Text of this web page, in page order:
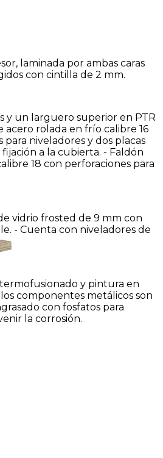
laminada por ambas caras
con cintilla de 2 mm.
y un larguero superior en PTR
acero rolada en frío calibre 16
para niveladores y dos placas
a la cubierta. - Faldón
18 con perforaciones para
vidrio frosted de 9 mm con
- Cuenta con niveladores de
y pintura en
componentes metálicos son
con fosfatos para
la corrosión.